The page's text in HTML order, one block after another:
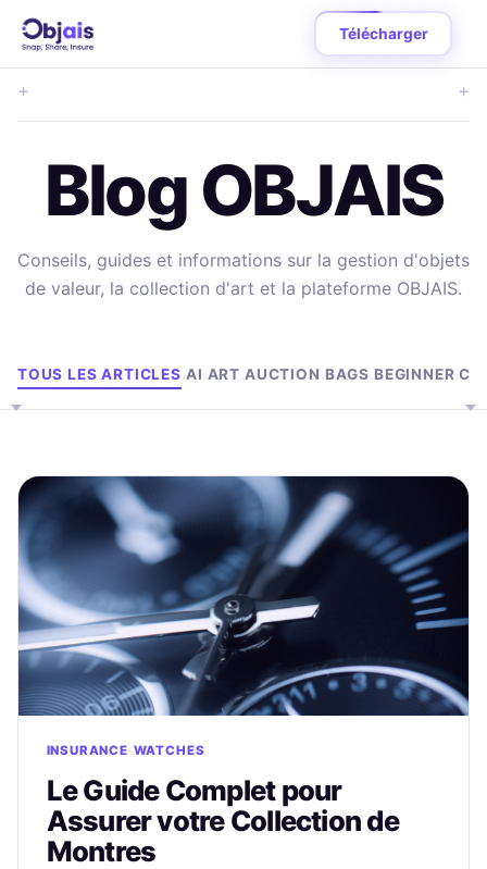
Télécharger
+ +
Blog OBJAIS
Conseils, guides et informations sur la gestion d'objets
de valeur, la collection d'art et la plateforme OBJAIS.
Parcourir par sujet
TOUS LES ARTICLES·AI ·ART·AUCTION ·BAGS·BEGINNER·
INSURANCE WATCHES
Le Guide Complet pour
Assurer votre Collection de
Montres